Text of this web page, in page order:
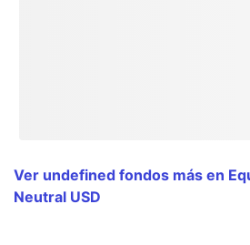
Ver undefined fondos más en
Neutral USD